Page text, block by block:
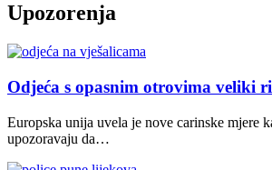
Upozorenja
Odjeća s opasnim otrovima veliki
Europska unija uvela je nove carinske mjere
upozoravaju da…